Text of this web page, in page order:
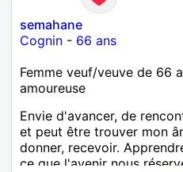
semahane
Cognin - 66 ans
Femme veuf/veuve de 66
amoureuse
Envie d'avancer, de
et peut être trouver mon
donner, recevoir.
ce que l'avenir nous